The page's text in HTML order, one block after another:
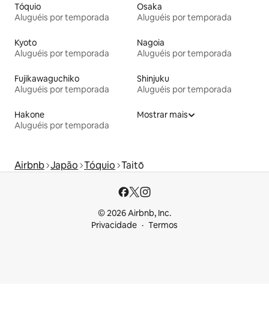
Tóquio
Aluguéis por temporada
Osaka
Aluguéis por temporada
Kyoto
Aluguéis por temporada
Nagoia
Aluguéis por temporada
Fujikawaguchiko
Aluguéis por temporada
Shinjuku
Aluguéis por temporada
Hakone
Aluguéis por temporada
Mostrar mais
Airbnb Japão Tóquio Taitō
© 2026 Airbnb, Inc.
Privacidade
Termos